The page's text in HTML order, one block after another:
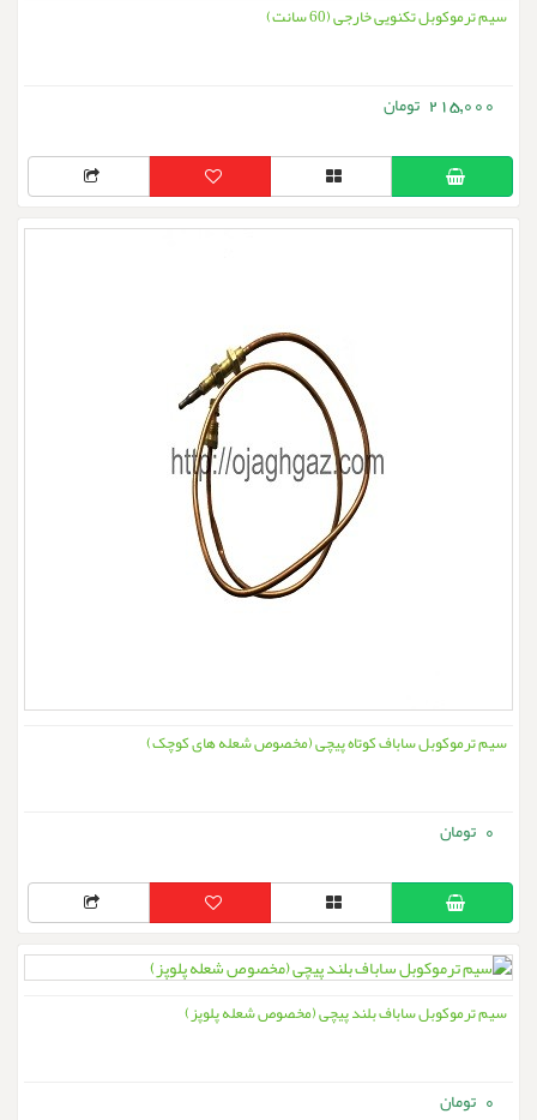
سیم ترموکوبل تکنویی خارجی (60 سانت)
215,000
سیم ترموکوبل ساباف کوتاه پیچی (مخصوص شعله های کوچک)
0
سیم ترموکوبل ساباف بلند پیچی (مخصوص شعله پلوپز)
0